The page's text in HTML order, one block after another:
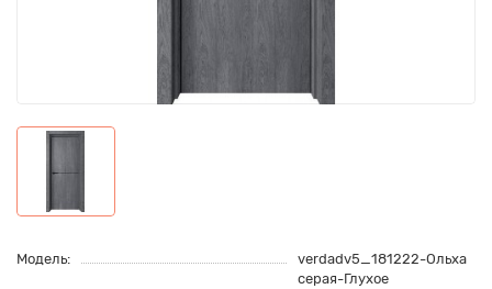
Модель:
verdadv5_181222-Ольха
серая-Глухое